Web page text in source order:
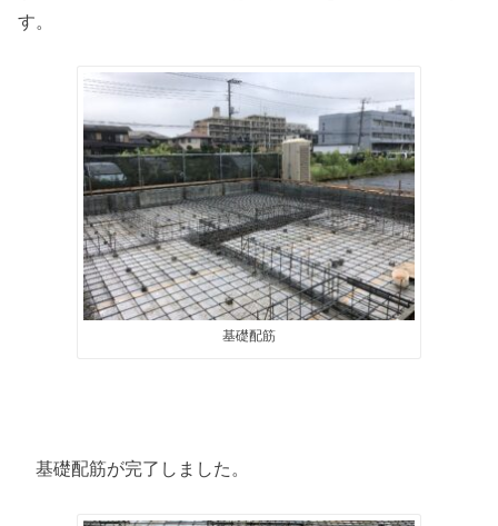
す。
基礎配筋
基礎配筋が完了しました。